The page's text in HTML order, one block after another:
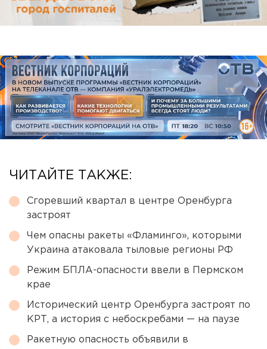
ЧИТАЙТЕ ТАКЖЕ:
Сгоревший квартал в центре Оренбурга
застроят
Чем опасны ракеты «Фламинго», которыми
Украина атаковала тыловые регионы РФ
Режим БПЛА-опасности ввели в Пермском
крае
Исторический центр Оренбурга застроят по
КРТ, а история с небоскребами — на паузе
Ракетную опасность объявили в